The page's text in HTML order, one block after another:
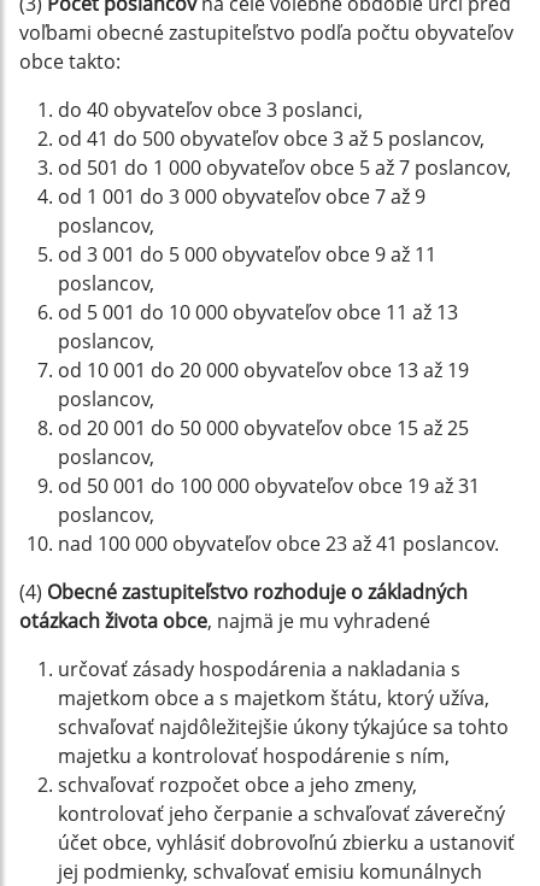
voľbami obecné zastupiteľstvo podľa počtu obyvateľov
obce takto:
do 40 obyvateľov obce 3 poslanci,
od 41 do 500 obyvateľov obce 3 až 5 poslancov,
od 501 do 1 000 obyvateľov obce 5 až 7 poslancov,
od 1 001 do 3 000 obyvateľov obce 7 až 9
poslancov,
od 3 001 do 5 000 obyvateľov obce 9 až 11
poslancov,
od 5 001 do 10 000 obyvateľov obce 11 až 13
poslancov,
od 10 001 do 20 000 obyvateľov obce 13 až 19
poslancov,
od 20 001 do 50 000 obyvateľov obce 15 až 25
poslancov,
od 50 001 do 100 000 obyvateľov obce 19 až 31
poslancov,
nad 100 000 obyvateľov obce 23 až 41 poslancov.
(4) Obecné zastupiteľstvo rozhoduje o základných
otázkach života obce, najmä je mu vyhradené
určovať zásady hospodárenia a nakladania s
majetkom obce a s majetkom štátu, ktorý užíva,
schvaľovať najdôležitejšie úkony týkajúce sa tohto
majetku a kontrolovať hospodárenie s ním,
schvaľovať rozpočet obce a jeho zmeny,
kontrolovať jeho čerpanie a schvaľovať záverečný
účet obce, vyhlásiť dobrovoľnú zbierku a ustanoviť
jej podmienky, schvaľovať emisiu komunálnych